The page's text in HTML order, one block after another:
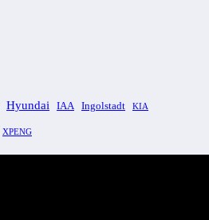
Hyundai IAA Ingolstadt KIA
XPENG